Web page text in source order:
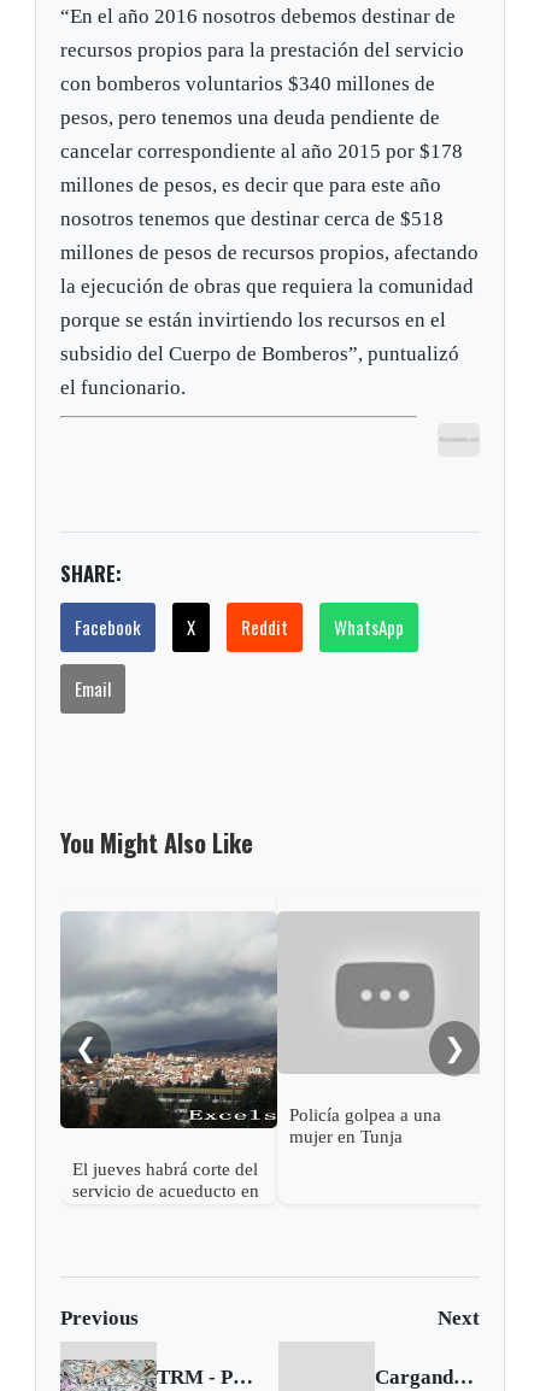
“En el año 2016 nosotros debemos destinar de
recursos propios para la prestación del servicio
con bomberos voluntarios $340 millones de
pesos, pero tenemos una deuda pendiente de
cancelar correspondiente al año 2015 por $178
millones de pesos, es decir que para este año
nosotros tenemos que destinar cerca de $518
millones de pesos de recursos propios, afectando
la ejecución de obras que requiera la comunidad
porque se están invirtiendo los recursos en el
subsidio del Cuerpo de Bomberos”, puntualizó
el funcionario.
SHARE:
Facebook X Reddit WhatsApp
Email
You Might Also Like
❮
El jueves habrá corte del
servicio de acueducto en
Policía golpea a una
mujer en Tunja
❯
Previous Next
TRM - Precio del dólar para el 3 de noviembre de 2016 Cargando siguiente...